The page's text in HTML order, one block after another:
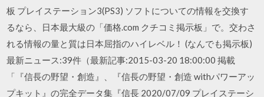
板 プレイステーション3(PS3) ソフトについての情報を交換す
るなら、日本最大級の「価格.com クチコミ掲示板」で。交わさ
れる情報の量と質は日本屈指のハイレベル！ (なんでも掲示板)
最新ニュース:39件（最新記事:2015-03-20 18:00:00 掲載
「『信長の野望・創造』、『信長の野望・創造 withパワーアッ
プキット』の完全データ集『信長 2020/07/09 プレイステーシ